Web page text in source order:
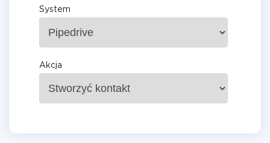
System
Akcja